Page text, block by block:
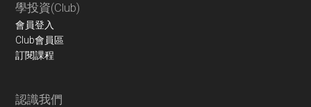
學投資(Club)
會員登入
Club會員區
訂閱課程
認識我們